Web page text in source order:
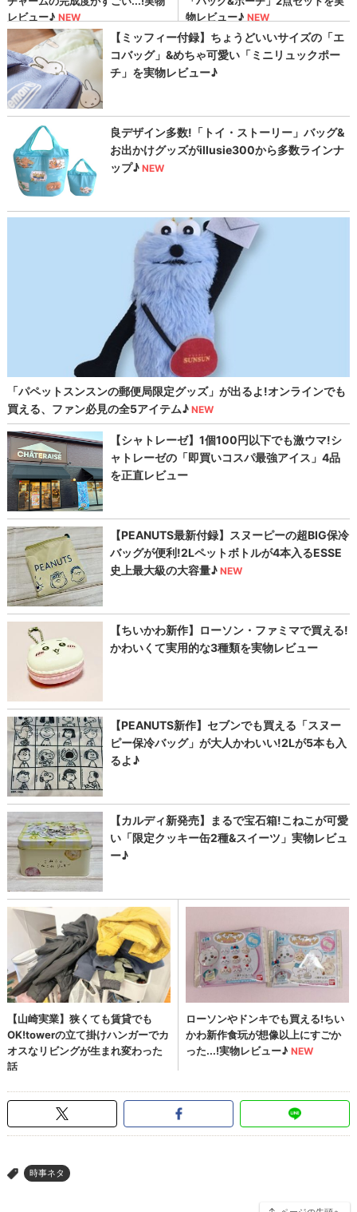
> 時事ネタ